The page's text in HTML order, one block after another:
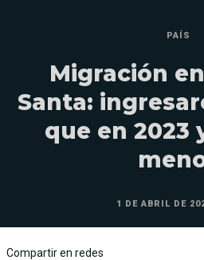
PAÍS
Migración
Santa:
que en 2023
1 DE ABRIL DE
Compartir en redes